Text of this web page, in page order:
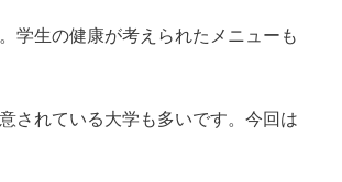
学生の健康が考えられたメニューも
されている大学も多いです。今回は